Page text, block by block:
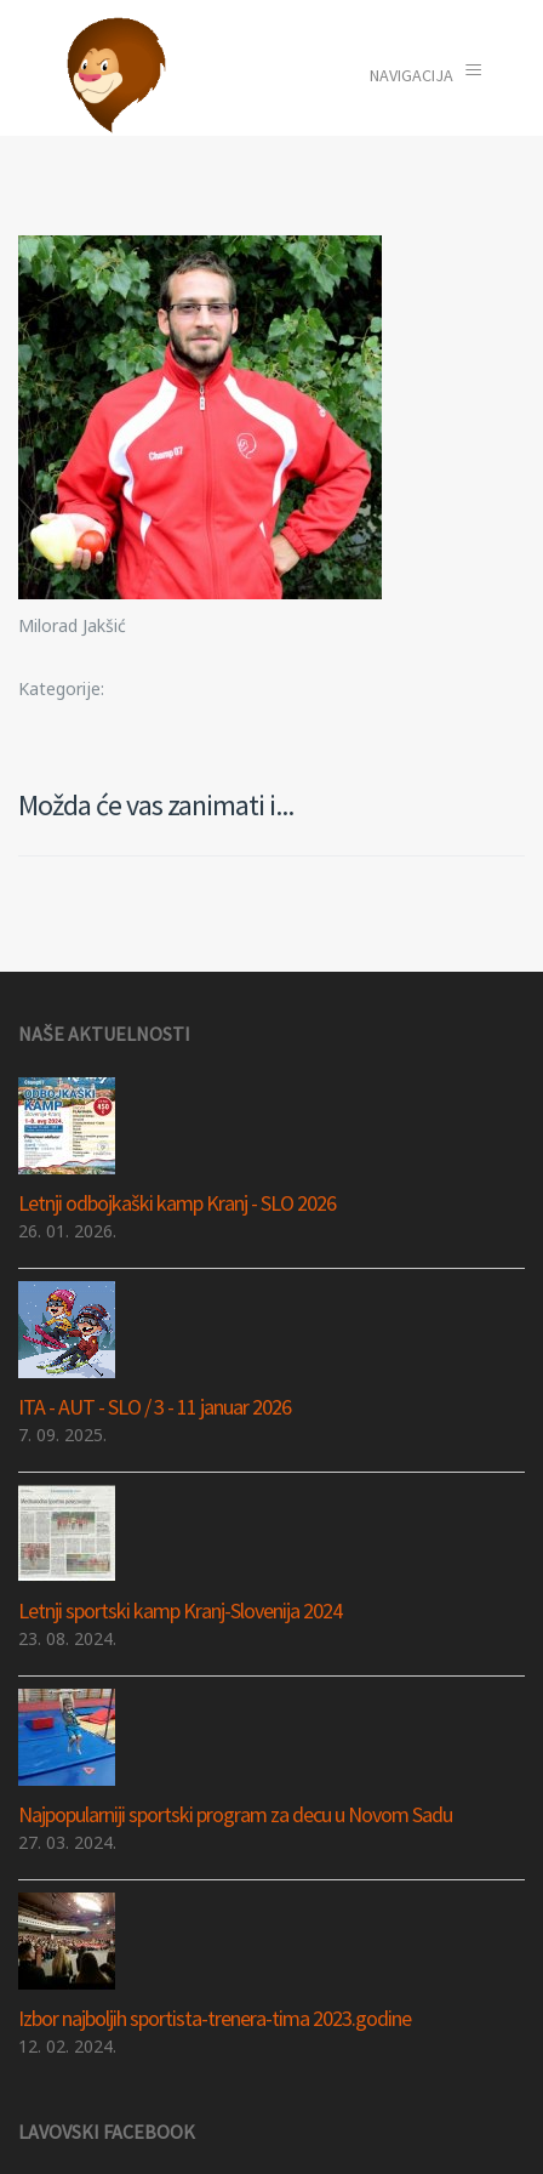
NAVIGACIJA ≡
Milorad Jakšić
Kategorije:
Možda će vas zanimati i...
NAŠE AKTUELNOSTI
Letnji odbojkaški kamp Kranj - SLO 2026
26. 01. 2026.
ITA - AUT - SLO / 3 - 11 januar 2026
7. 09. 2025.
Letnji sportski kamp Kranj-Slovenija 2024
23. 08. 2024.
Najpopularniji sportski program za decu u Novom Sadu
27. 03. 2024.
Izbor najboljih sportista-trenera-tima 2023.godine
12. 02. 2024.
LAVOVSKI FACEBOOK